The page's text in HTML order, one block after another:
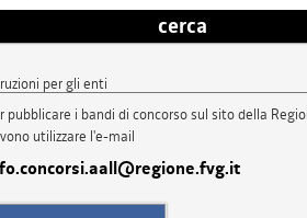
cerca
per gli enti
pubblicare i bandi di concorso sul sito della
utilizzare l'e-mail